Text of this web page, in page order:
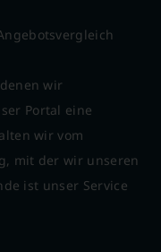
wir
Portal eine
wir vom
mit der wir unseren
ist unser Service